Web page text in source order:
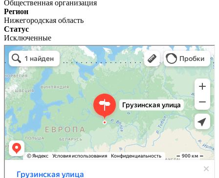
Общественная организация
Регион
Нижегородская область
Статус
Исключенные